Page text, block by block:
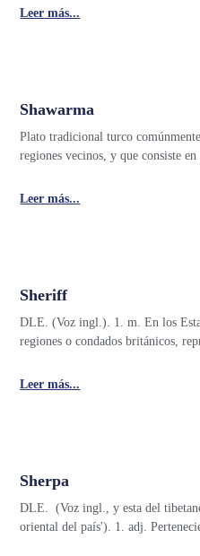
Leer más...
Shawarma
Plato tradicional turco
regiones vecinos, y que consiste
Leer más...
Sheriff
DLE. (Voz ingl.). 1. m. En los
regiones o condados británicos,
Leer más...
Sherpa
DLE. (Voz ingl., y esta del
oriental del país'). 1. adj.